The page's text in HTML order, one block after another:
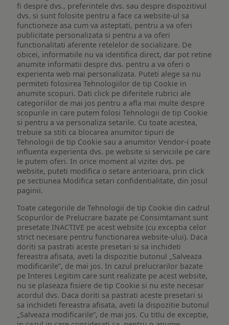
fi despre dvs., preferintele dvs. sau despre dispozitivul
dvs. si sunt folosite pentru a face ca website-ul sa
functioneze asa cum va asteptati, pentru a va oferi
publicitate personalizata si pentru a va oferi
functionalitati aferente retelelor de socializare. De
obicei, informatiile nu va identifica direct, dar pot retine
anumite informatii despre dvs. pentru a va oferi o
experienta web mai personalizata. Puteti alege sa nu
permiteti folosirea Tehnologiilor de tip Cookie in
anumite scopuri. Dati click pe diferitele rubrici ale
categoriilor de mai jos pentru a afla mai multe despre
scopurile in care putem folosi Tehnologii de tip Cookie
si pentru a va personaliza setarile. Cu toate acestea,
trebuie sa stiti ca blocarea anumitor tipuri de
Tehnologii de tip Cookie sau a anumitor Vendor-i poate
influenta experienta dvs. pe website si serviciile pe care
le putem oferi. In orice moment al vizitei dvs. pe
website, puteti modifica o setare anterioara, prin click
pe sectiunea Modifica setari confidentialitate, din josul
paginii.
Toate categoriile de Tehnologii de tip Cookie din cadrul
Scopurilor de Prelucrare bazate pe Consimtamant sunt
presetate INACTIVE pe acest website (cu exceptia celor
strict necesare pentru functionarea website-ului). Daca
doriti sa pastrati aceste presetari si sa inchideti
fereastra afisata, aveti la dispozitie butonul „Salveaza
modificarile”, de mai jos. In cazul prelucrarilor bazate
pe Interes Legitim care sunt realizate pe acest website,
nu se plaseaza fisiere de tip Cookie si nu este necesar
acordul dvs. Daca doriti sa pastrati aceste presetari si
sa inchideti fereastra afisata, aveti la dispozitie butonul
„Salveaza modificarile”, de mai jos. Cu titlu de exceptie,